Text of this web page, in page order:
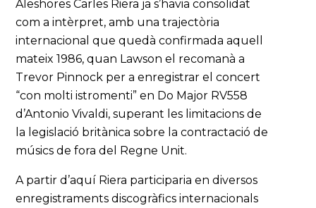
Aleshores Carles Riera ja s’havia consolidat
com a intèrpret, amb una trajectòria
internacional que quedà confirmada aquell
mateix 1986, quan Lawson el recomanà a
Trevor Pinnock per a enregistrar el concert
“con molti istromenti” en Do Major RV558
d’Antonio Vivaldi, superant les limitacions de
la legislació britànica sobre la contractació de
músics de fora del Regne Unit.
A partir d’aquí Riera participaria en diversos
enregistraments discogràfics internacionals